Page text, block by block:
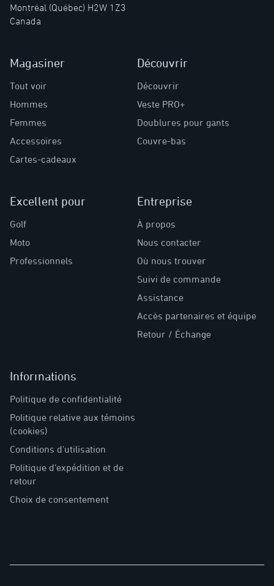
Montréal (Québec) H2W 1Z3
Canada
Magasiner
Tout voir
Hommes
Femmes
Accessoires
Cartes-cadeaux
Découvrir
Découvrir
Veste PRO+
Doublures pour gants
Couvre-bas
Excellent pour
Golf
Moto
Professionnels
Entreprise
À propos
Nous contacter
Où nous trouver
Suivi de commande
Assistance
Accès partenaires et équipe
Retour / Échange
Informations
Politique de confidentialité
Politique relative aux témoins
(cookies)
Conditions d'utilisation
Politique d’expédition et de
retour
Choix de consentement